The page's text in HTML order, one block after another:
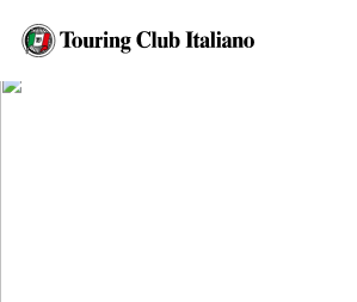
HOME
PALAIS SCHAUMBURG